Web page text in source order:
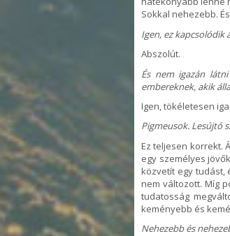
Sokkal nehezebb.
Igen, ez kapcsolódik
Abszolút.
És nem igazán
embereknek, akik
Igen, tökéletesen
Pigmeusok. Lesújtó
Ez teljesen korrekt.
egy személyes
közvetít egy tudást,
nem változott. Míg
tudatosság
keményebb és
Nehezebb és